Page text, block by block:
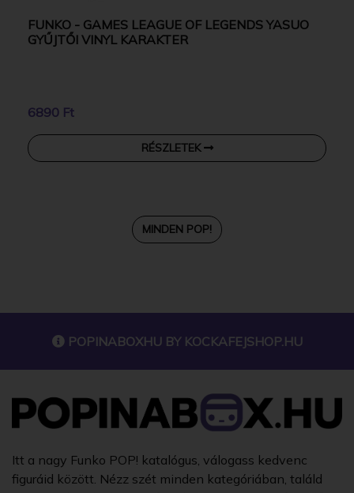
FUNKO - GAMES LEAGUE OF LEGENDS YASUO
GYŰJTŐI VINYL KARAKTER
6890 Ft
RÉSZLETEK
MINDEN POP!
POPINABOXHU BY KOCKAFEJSHOP.HU
Itt a nagy Funko POP! katalógus, válogass kedvenc
figuráid között. Nézz szét minden kategóriában, találd